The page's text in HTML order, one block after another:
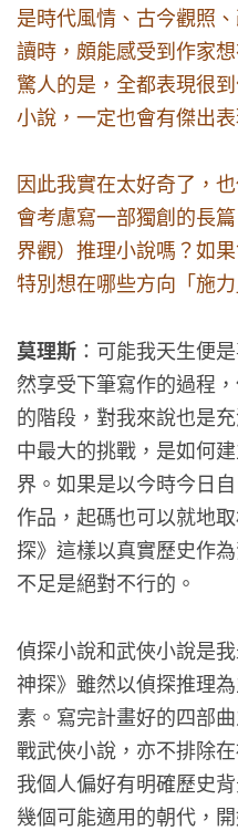
是時代風情、古今觀照
讀時，頗能感受到作家
驚人的是，全都表現很
小說，一定也會有傑出表
因此我實在太好奇了，
會考慮寫一部獨創的長
界觀）推理小說嗎？如
特別想在哪些方向「施
莫理斯 ：可能我天生便
然享受下筆寫作的過程
的階段，對我來說也是
中最大的挑戰，是如何
界。如果是以今時今日
作品，起碼也可以就地
探》這樣以真實歷史作
不足是絕對不行的。
偵探小說和武俠小說是
神探》雖然以偵探推理
素。寫完計畫好的四部
戰武俠小說，亦不排除
我個人偏好有明確歷史
幾個可能適用的朝代，